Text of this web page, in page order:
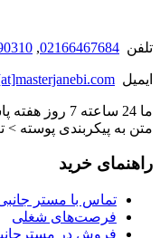
تلفن 02166467684
,
ایمیل
ما 24 ساعته
متن به پیکربندی پوسته
راهنمای خرید
تماس با مستر
فرصت‌های شغلی
فروش در